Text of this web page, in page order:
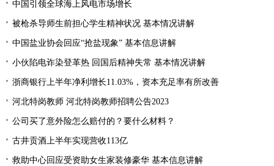
中国引领全球海上风电市场增长
被枪杀导师生前担心学生精神状况 基本情况讲解
中国盐业协会回应“抢盐现象” 基本信息讲解
小伙陷电诈染登革热 回国后精神失常 基本情况讲解
浙商银行上半年净利增长11.03%，资本充足率有所改善
河北特岗教师 河北特岗教师招聘公告2023
公司买了意外险怎么赔付的？要什么材料？
古井贡酒上半年实现营收113亿
救助中心回应受资助女生家装修豪华 基本信息讲解